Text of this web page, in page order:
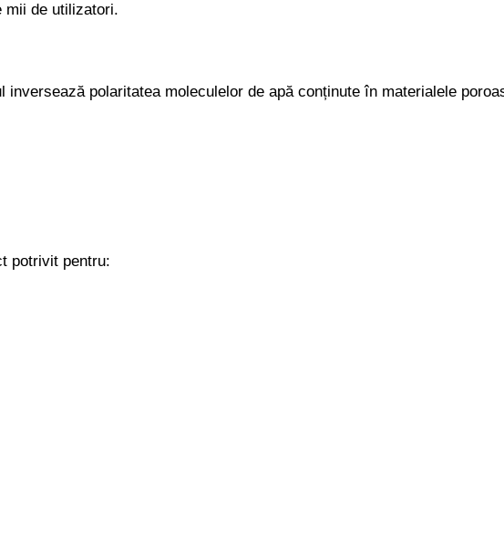
mii de utilizatori.
polaritatea moleculelor de apă conținute în materialele
potrivit pentru: